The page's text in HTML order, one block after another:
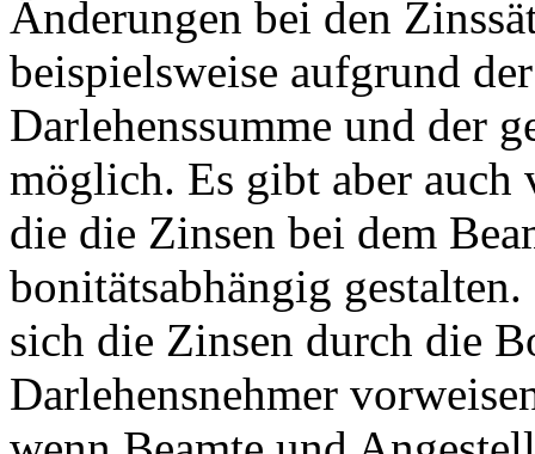
Änderungen bei den
beispielsweise aufgrund der
Darlehenssumme und der
möglich. Es gibt aber auch
die die Zinsen bei dem
bonitätsabhängig
sich die Zinsen durch die
Darlehensnehmer